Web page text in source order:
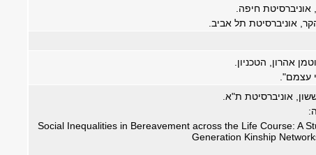
אוניברסיטת חיפה.
אוניברסיטת תל אביב.
אהרון, הטכניון.
עצמם".
אוניברסיטת ת"א.
Social Inequalities in Bereavement across the Life Course: A
Generation Kinship